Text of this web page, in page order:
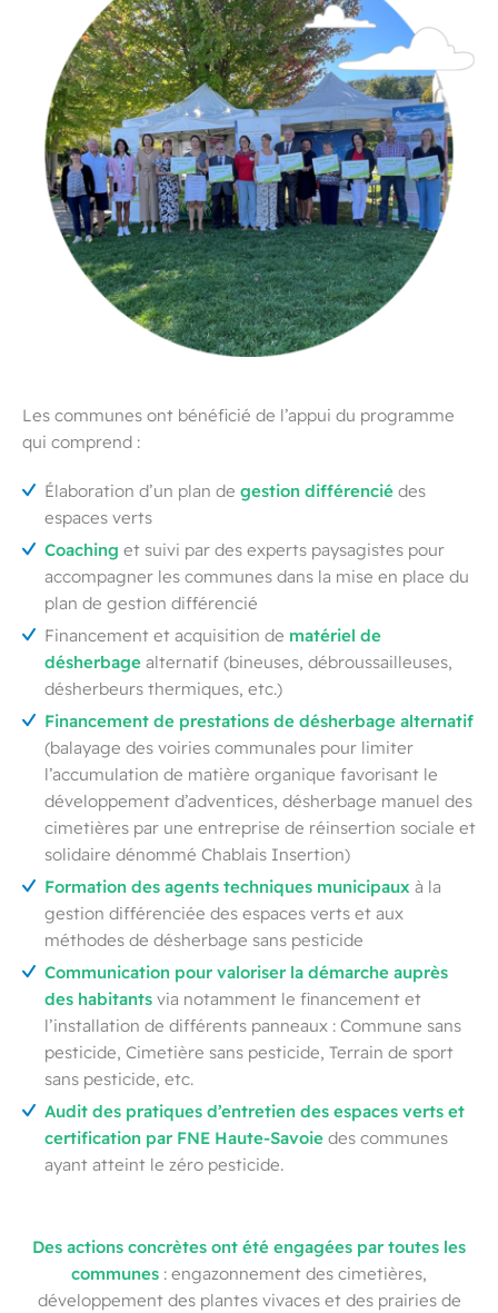
Les communes ont bénéficié de l’appui du programme
qui comprend :
Élaboration d’un plan de gestion différencié des
espaces verts
Coaching et suivi par des experts paysagistes pour
accompagner les communes dans la mise en place du
plan de gestion différencié
Financement et acquisition de matériel de
désherbage alternatif (bineuses, débroussailleuses,
désherbeurs thermiques, etc.)
Financement de prestations de désherbage alternatif
(balayage des voiries communales pour limiter
l’accumulation de matière organique favorisant le
développement d’adventices, désherbage manuel des
cimetières par une entreprise de réinsertion sociale et
solidaire dénommé Chablais Insertion)
Formation des agents techniques municipaux à la
gestion différenciée des espaces verts et aux
méthodes de désherbage sans pesticide
Communication pour valoriser la démarche auprès
des habitants via notamment le financement et
l’installation de différents panneaux : Commune sans
pesticide, Cimetière sans pesticide, Terrain de sport
sans pesticide, etc.
Audit des pratiques d’entretien des espaces verts et
certification par FNE Haute-Savoie des communes
ayant atteint le zéro pesticide.
Des actions concrètes ont été engagées par toutes les
communes : engazonnement des cimetières,
développement des plantes vivaces et des prairies de